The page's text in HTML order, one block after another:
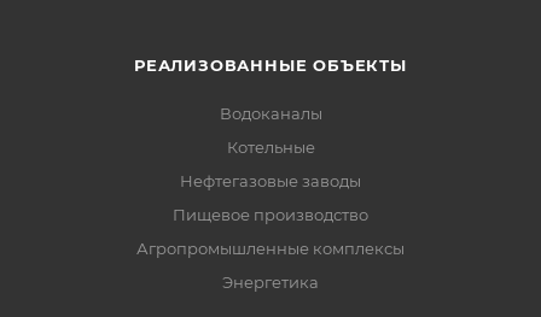
РЕАЛИЗОВАННЫЕ ОБЪЕКТЫ
Водоканалы
Котельные
Нефтегазовые заводы
Пищевое производство
Агропромышленные комплексы
Энергетика